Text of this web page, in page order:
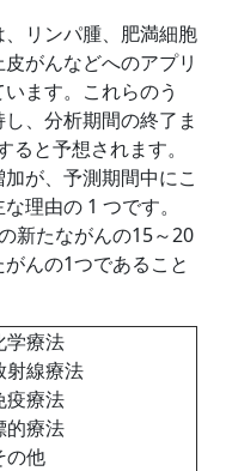
リンパ腫、肥満細胞
がんなどへのアプリ
ます。これらのう
、分析期間の終了ま
と予想されます。
が、予測期間中にこ
理由の 1 つです。
新たながんの15～20
んの1つであること
学療法
射線療法
疫療法
的療法
の他